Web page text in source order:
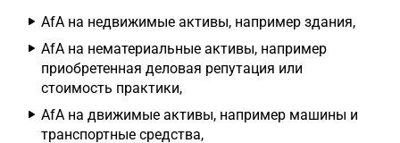
AfA на недвижимые активы, например здания,
AfA на нематериальные активы, например
приобретенная деловая репутация или
стоимость практики,
AfA на движимые активы, например машины и
транспортные средства,